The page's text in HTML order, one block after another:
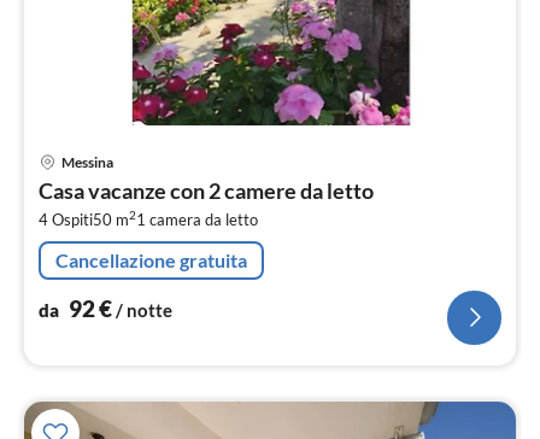
Messina
Casa vacanze con 2 camere da letto
4 Ospiti50 m21 camera da letto
Cancellazione gratuita
da 92€/ notte